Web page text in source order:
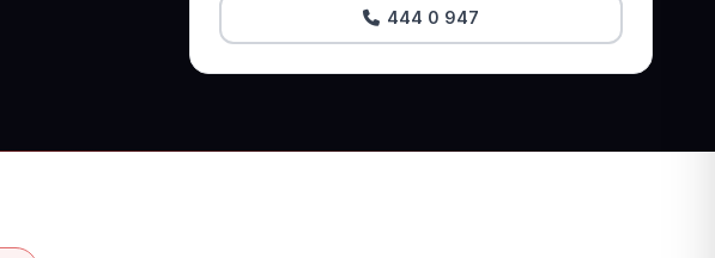
444 0 947